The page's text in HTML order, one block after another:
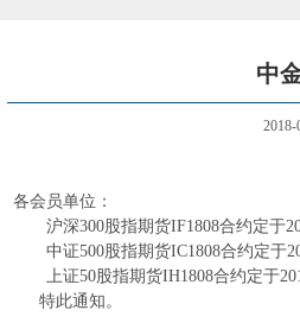
中
2018-
各会员单位：
沪深300股指期货IF1808合约定于
中证500股指期货IC1808合约定于
上证50股指期货IH1808合约定于
特此通知。